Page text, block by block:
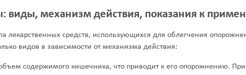
виды, механизм действия, показания к
лекарственных средств, использующихся для облегчения
видов в зависимости от механизма действия:
содержимого кишечника, что приводит к его опорожнению.